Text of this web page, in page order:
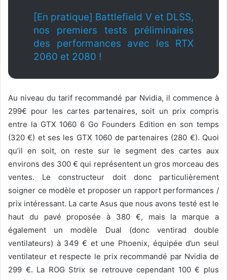
[En pratique] Battlefield V et DLSS,
nos premiers tests préliminaires
des performances avec les RTX
2060 et 2080 !
Au niveau du tarif recommandé par Nvidia, il commence à
299€ pour les cartes partenaires, soit un prix compris
entre la GTX 1060 6 Go Founders Edition en son temps
(320 €) et ses les GTX 1060 de partenaires (280 €). Quoi
qu’il en soit, on reste sur le segment des cartes aux
environs des 300 € qui représentent un gros morceau des
ventes. Le constructeur doit donc particulièrement
soigner ce modèle et proposer un rapport performances /
prix intéressant. La carte Asus que nous avons testé est le
haut du pavé proposée à 380 €, mais la marque a
également un modèle Dual (donc ventirad double
ventilateurs) à 349 € et une Phoenix, équipée d’un seul
ventilateur et respecte le prix recommandé par Nvidia de
299 €. La ROG Strix se retrouve cependant 100 € plus